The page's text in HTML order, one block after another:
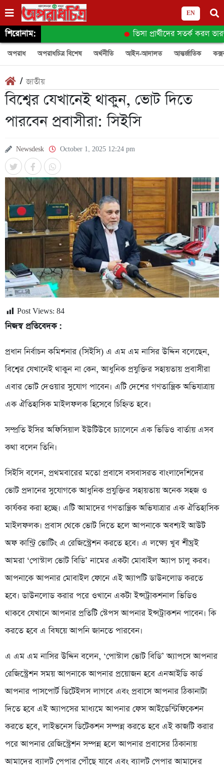
EN
শিরোনাম: ভিসা প্রার্থীদের সতর্ক করল
অপরাধ অপরাধচিত্র বিশেষ অর্থনীতি আইন-আদালত আন্তর্জাতিক
/জাতীয়
বিশ্বের যেখানেই থাকুন, ভোট দিতে
পারবেন প্রবাসীরা: সিইসি
Newsdesk October 1, 2025 12:24 pm
Post Views: 84
নিজস্ব প্রতিবেদক :
প্রধান নির্বাচন কমিশনার (সিইসি) এ এম এম নাসির উদ্দিন বলেছেন,
বিশ্বের যেখানেই থাকুন না কেন, আধুনিক প্রযুক্তির সহায়তায় প্রবাসীরা
এবার ভোট দেওয়ার সুযোগ পাবেন। এটি দেশের গণতান্ত্রিক অভিযাত্রায়
এক ঐতিহাসিক মাইলফলক হিসেবে চিহ্নিত হবে।
সম্প্রতি ইসির অফিসিয়াল ইউটিউবে চ্যালেনে এক ভিডিও বার্তায় এসব
কথা বলেন তিনি।
সিইসি বলেন, প্রথমবারের মতো প্রবাসে বসবাসরত বাংলাদেশিদের
ভোট প্রদানের সুযোগকে আধুনিক প্রযুক্তির সহায়তায় অনেক সহজ ও
কার্যকর করা হচ্ছে। এটি আমাদের গণতান্ত্রিক অভিযাত্রার এক ঐতিহাসিক
মাইলফলক। প্রবাস থেকে ভোট দিতে হলে আপনাকে অবশ্যই আউট
অফ কান্ট্রি ভোটিং এ রেজিস্ট্রেশন করতে হবে। এ লক্ষ্যে খুব শীঘ্রই
আমরা ‘পোস্টাল ভোট বিডি’ নামের একটা মোবাইল অ্যাপ চালু করব।
আপনাকে আপনার মোবাইল ফোনে এই অ্যাপটি ডাউনলোড করতে
হবে। ডাউনলোড করার পরে ওখানে একটা ইন্সট্রাকশনাল ভিডিও
থাকবে যেখানে আপনার প্রতিটি স্টেপস আপনার ইন্সট্রাকশন পাবেন। কি
করতে হবে এ বিষয়ে আপনি জানতে পারবেন।
এ এম এম নাসির উদ্দিন বলেন, ‘পোস্টাল ভোট বিডি’ অ্যাপসে আপনার
রেজিস্ট্রেশন সময় আপনাকে আপনার প্রয়োজন হবে এনআইডি কার্ড
আপনার পাসপোর্ট ডিটেইলস লাগবে এবং প্রবাসে আপনার ঠিকানাটা
দিতে হবে এই অ্যাপসের মাধ্যমে আপনার ফেস আইডেন্টিফিকেশন
করতে হবে, লাইভনেস ডিটেকশন সম্পন্ন করতে হবে এই কাজটি করার
পরে আপনার রেজিস্ট্রেশন সম্পন্ন হলে আপনার প্রবাসের ঠিকানায়
আমাদের ব্যালট পেপার পৌঁছে যাবে এবং ব্যালট পেপার আমাদের